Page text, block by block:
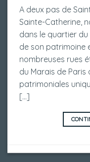
A deux pas de
Sainte-Catherine,
dans le quartier
de son patrimoine
nombreuses rues
du Marais de
patrimoniales
[…]